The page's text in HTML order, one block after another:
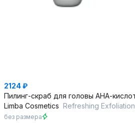
2124 ₽
Limba Cosmetics Refreshing Exfoliation с АНА-кислотами и салицилатом натрия
без размера